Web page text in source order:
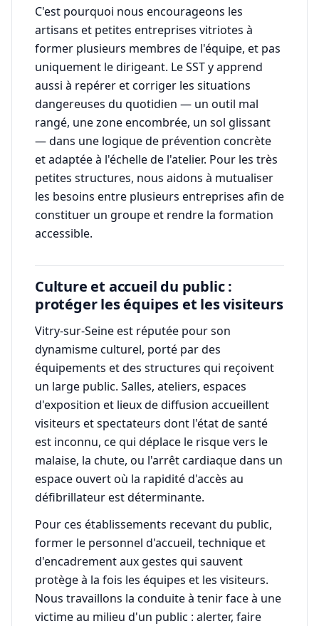
C'est pourquoi nous encourageons les
artisans et petites entreprises vitriotes à
former plusieurs membres de l'équipe, et pas
uniquement le dirigeant. Le SST y apprend
aussi à repérer et corriger les situations
dangereuses du quotidien — un outil mal
rangé, une zone encombrée, un sol glissant
— dans une logique de prévention concrète
et adaptée à l'échelle de l'atelier. Pour les très
petites structures, nous aidons à mutualiser
les besoins entre plusieurs entreprises afin de
constituer un groupe et rendre la formation
accessible.
Culture et accueil du public :
protéger les équipes et les visiteurs
Vitry-sur-Seine est réputée pour son
dynamisme culturel, porté par des
équipements et des structures qui reçoivent
un large public. Salles, ateliers, espaces
d'exposition et lieux de diffusion accueillent
visiteurs et spectateurs dont l'état de santé
est inconnu, ce qui déplace le risque vers le
malaise, la chute, ou l'arrêt cardiaque dans un
espace ouvert où la rapidité d'accès au
défibrillateur est déterminante.
Pour ces établissements recevant du public,
former le personnel d'accueil, technique et
d'encadrement aux gestes qui sauvent
protège à la fois les équipes et les visiteurs.
Nous travaillons la conduite à tenir face à une
victime au milieu d'un public : alerter, faire